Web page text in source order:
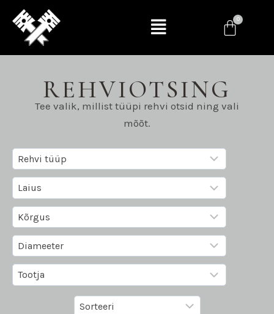
REHVIOTSING
Tee valik, millist tüüpi rehvi otsid ning vali
mõõt.